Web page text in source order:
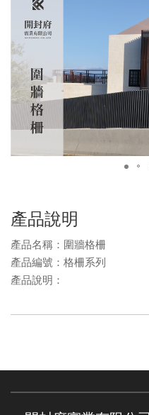
產品說明
產品名稱：圍牆格柵
產品編號：格柵系列
產品說明：